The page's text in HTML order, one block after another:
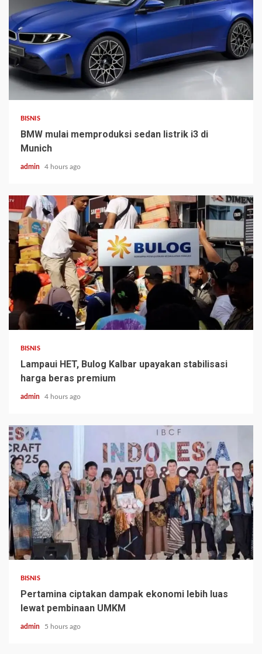
BISNIS
BMW mulai memproduksi sedan listrik i3 di
Munich
admin 4 hours ago
BISNIS
Lampaui HET, Bulog Kalbar upayakan stabilisasi
harga beras premium
admin 4 hours ago
BISNIS
Pertamina ciptakan dampak ekonomi lebih luas
lewat pembinaan UMKM
admin 5 hours ago